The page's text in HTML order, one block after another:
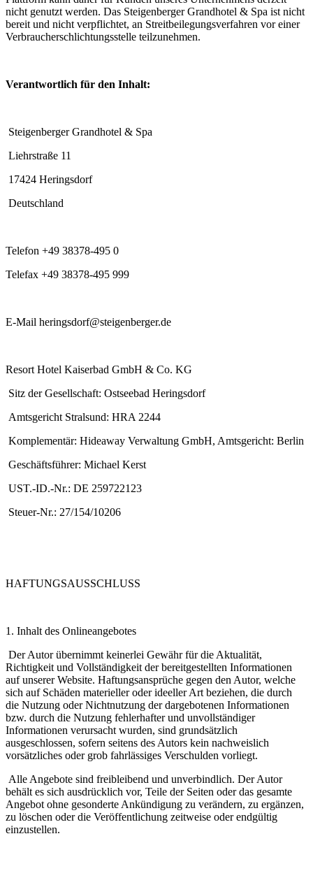
nicht genutzt werden. Das Steigenberger Grandhotel & Spa ist nicht
bereit und nicht verpflichtet, an Streitbeilegungsverfahren vor einer
Verbraucherschlichtungsstelle teilzunehmen.
Verantwortlich für den Inhalt:
Steigenberger Grandhotel & Spa
Liehrstraße 11
17424 Heringsdorf
Deutschland
Telefon +49 38378-495 0
Telefax +49 38378-495 999
E-Mail heringsdorf@steigenberger.de
Resort Hotel Kaiserbad GmbH & Co. KG
Sitz der Gesellschaft: Ostseebad Heringsdorf
Amtsgericht Stralsund: HRA 2244
Komplementär: Hideaway Verwaltung GmbH, Amtsgericht: Berlin
Geschäftsführer: Michael Kerst
UST.-ID.-Nr.: DE 259722123
Steuer-Nr.: 27/154/10206
HAFTUNGSAUSSCHLUSS
1. Inhalt des Onlineangebotes
Der Autor übernimmt keinerlei Gewähr für die Aktualität,
Richtigkeit und Vollständigkeit der bereitgestellten Informationen
auf unserer Website. Haftungsansprüche gegen den Autor, welche
sich auf Schäden materieller oder ideeller Art beziehen, die durch
die Nutzung oder Nichtnutzung der dargebotenen Informationen
bzw. durch die Nutzung fehlerhafter und unvollständiger
Informationen verursacht wurden, sind grundsätzlich
ausgeschlossen, sofern seitens des Autors kein nachweislich
vorsätzliches oder grob fahrlässiges Verschulden vorliegt.
Alle Angebote sind freibleibend und unverbindlich. Der Autor
behält es sich ausdrücklich vor, Teile der Seiten oder das gesamte
Angebot ohne gesonderte Ankündigung zu verändern, zu ergänzen,
zu löschen oder die Veröffentlichung zeitweise oder endgültig
einzustellen.